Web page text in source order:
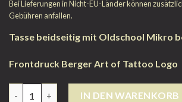
Bei Lieferungen in Nicht-EU-Länder können
Gebühren anfallen.
Tasse beidseitig mit Oldschool Mikro
Frontdruck Berger Art of Tattoo Logo
IN DEN WARENKORB